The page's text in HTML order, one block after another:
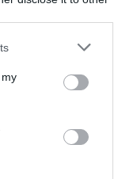
București ordonă,